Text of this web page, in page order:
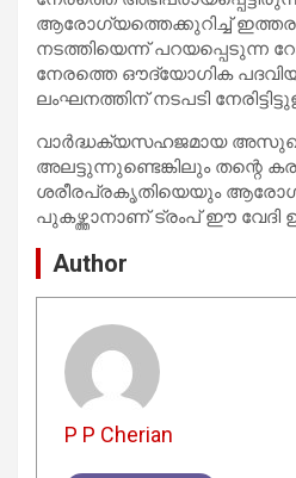
ആരോഗ്യത്തെക്കുറിച്ച്
നടത്തിയെന്ന്
നേരത്തെ ഔദ്യോഗിക
ലംഘനത്തിന് നടപടി
വാർദ്ധക്യസഹജമായ
അലട്ടുന്നുണ്ടെങ്കിലും തന്റെ
ശരീരപ്രകൃതിയെയും
പുകഴ്ത്താനാണ് ട്രംപ് ഈ വേദി
Author
P P Cherian